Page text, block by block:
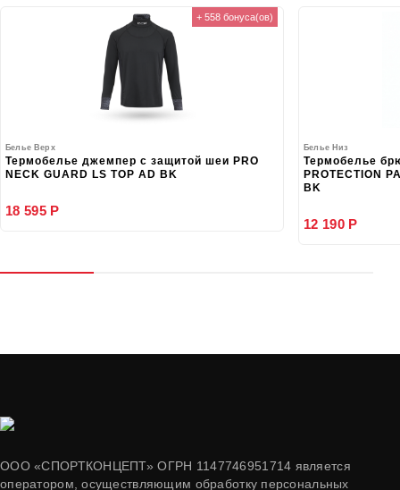
+ 558 бонуса(ов)
Белье Верх
Термобелье джемпер с защитой шеи PRO
NECK GUARD LS TOP AD BK
18 595 Р
Белье Низ
Термобелье
PROTECTION
BK
12 190 Р
ООО «СПОРТКОНЦЕПТ» ОГРН 1147746951714 является
оператором, осуществляющим обработку персональных